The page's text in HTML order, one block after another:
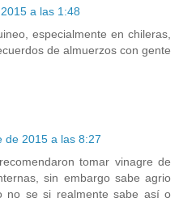
a las 1:48
especialmente en chileras,
de almuerzos con gente
de 2015 a las 8:27
tomar vinagre de
sin embargo sabe agrio
no se si realmente sabe así o